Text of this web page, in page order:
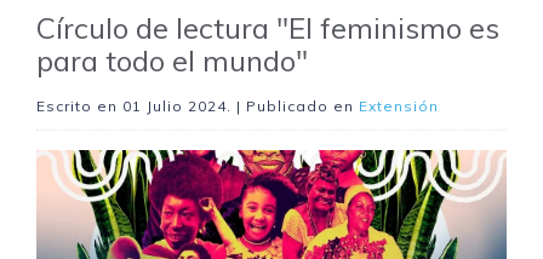
Círculo de lectura "El feminismo es
para todo el mundo"
Escrito en 01 Julio 2024. | Publicado en Extensión